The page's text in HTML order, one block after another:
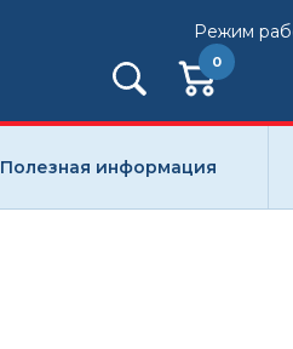
Режим
0
Полезная информация